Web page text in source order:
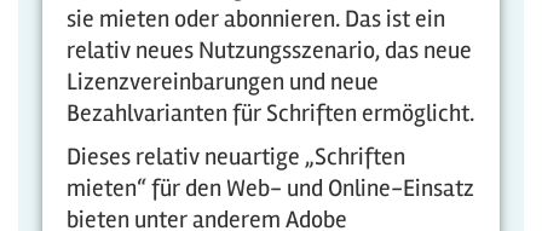
sie mieten oder abonnieren. Das ist ein
relativ neues Nutzungsszenario, das neue
Lizenzvereinbarungen und neue
Bezahlvarianten für Schriften ermöglicht.
Dieses relativ neuartige „Schriften
mieten“ für den Web- und Online-Einsatz
bieten unter anderem Adobe